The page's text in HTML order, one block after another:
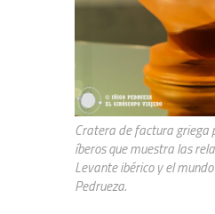
Cratera de factura griega
íberos que muestra las
Levante ibérico y el
Pedrueza.